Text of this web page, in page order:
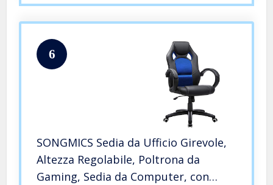
6
SONGMICS Sedia da Ufficio Girevole,
Altezza Regolabile, Poltrona da
Gaming, Sedia da Computer, con